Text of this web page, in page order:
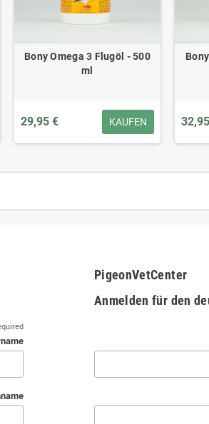
Bony Omega 3 Flugöl - 500
ml
29,95 € KAUFEN
PigeonVetCenter
Anmelden für den